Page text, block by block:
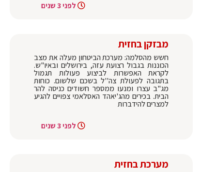
לפני 3 שנים
מבזקן בחזית
חשש מהסלמה: מערכת הביטחון מעלה את מצב
הכוננות בגבול רצועת עזה, בירושלים ובאיו"ש.
לקראת האפשרות לביצוע פעולות תגמול
בתגובה לפעולת צה''ל בשכם שלשום. כוחות
מג"ב עצרו ומנעו ממספר חשודים כניסה להר
הבית. בכירים מהג'יאהד האסלאמי צפויים להגיע
למצרים להידברות
לפני 3 שנים
מערכת בחזית